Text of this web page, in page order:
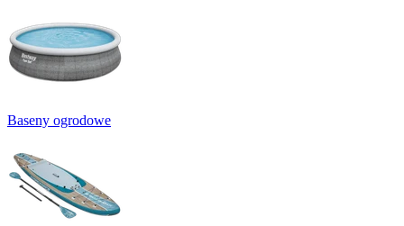
Baseny ogrodowe